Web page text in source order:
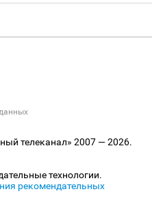
телеканал» 2007 — 2026.
технологии.
рекомендательных